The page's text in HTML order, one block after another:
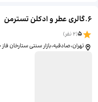
6
.گالری عطر و ادکلن تسترمن
5
(
2نفر)
تهران،صادقیه،بازار سنتی ستارخان فاز